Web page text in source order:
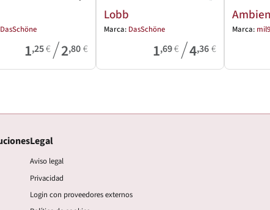
DasSchöne
1,25€/2,80€
Lobb
Marca: DasSchöne
1,69€/4,36€
Marca:
Legal
Aviso legal
Privacidad
Login con proveedores externos